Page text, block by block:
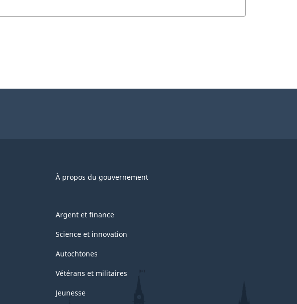
À propos du gouvernement
Argent et finance
Science et innovation
Autochtones
Vétérans et militaires
Jeunesse